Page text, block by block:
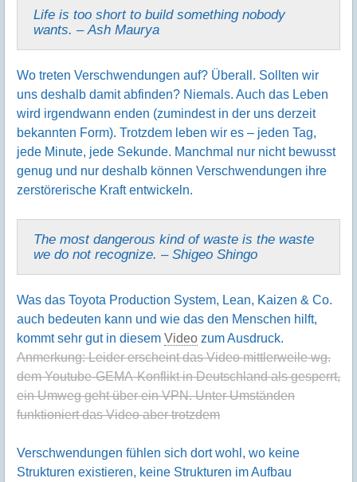
Life is too short to build something nobody
wants. – Ash Maurya
Wo treten Verschwen­dungen auf? Überall. Sollten wir
uns deshalb damit abfinden? Niemals. Auch das Leben
wird irgendwann enden (zumindest in der uns derzeit
bekannten Form). Trotzdem leben wir es – jeden Tag,
jede Minute, jede Sekunde. Manchmal nur nicht bewusst
genug und nur deshalb können Verschwendungen ihre
zerstörerische Kraft entwickeln.
The most dangerous kind of waste is the waste
we do not recognize. – Shigeo Shingo
Was das Toyota Production System, Lean, Kaizen & Co.
auch bedeuten kann und wie das den Menschen hilft,
kommt sehr gut in diesem Video zum Ausdruck.
Anmerkung: Leider erscheint das Video mittlerweile wg.
dem Youtube-GEMA-Konflikt in Deutschland als gesperrt,
ein Umweg geht über ein VPN. Unter Umständen
funktioniert das Video aber trotzdem
Verschwendungen fühlen sich dort wohl, wo keine
Strukturen existieren, keine Strukturen im Aufbau